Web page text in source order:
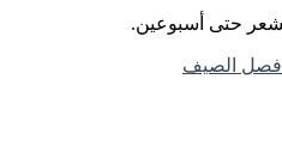
حتى أسبوعين.
فصل الصيف